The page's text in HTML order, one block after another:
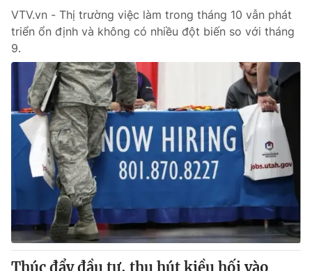
VTV.vn - Thị trường việc làm trong tháng 10 vẫn phát
triển ổn định và không có nhiều đột biến so với tháng
9.
Thúc đẩy đầu tư, thu hút kiều hối vào